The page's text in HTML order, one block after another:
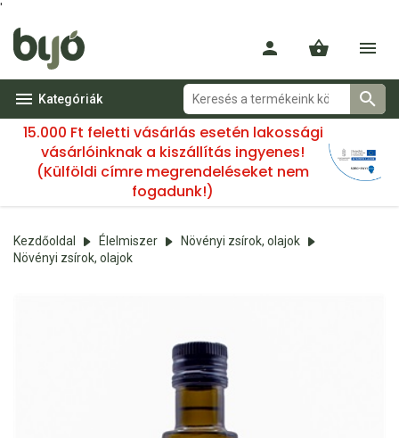
'
Kategóriák
15.000 Ft feletti vásárlás esetén lakossági
vásárlóinknak a kiszállítás ingyenes!
(Külföldi címre megrendeléseket nem
fogadunk!)
Kezdőoldal Élelmiszer
Növényi zsírok, olajok
Növényi zsírok, olajok